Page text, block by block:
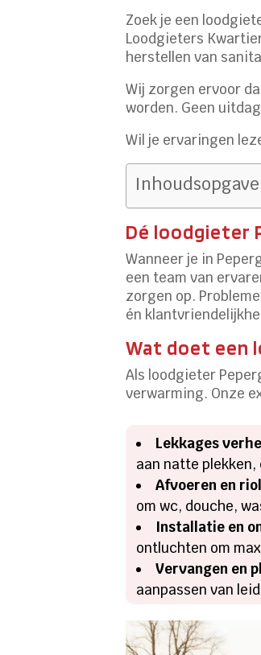
Zoek je een
Loodgieters
herstellen van
Wij zorgen ervoor
worden. Geen
Wil je ervaringen
Dé loodgieter
Wanneer je in
een team van
zorgen op.
én
Wat doet een
Als loodgieter
verwarming. Onze
Lekkages
aan natte
Afvoeren en
om wc, douche,
Installatie en
ontluchten om
Vervangen en
aanpassen van